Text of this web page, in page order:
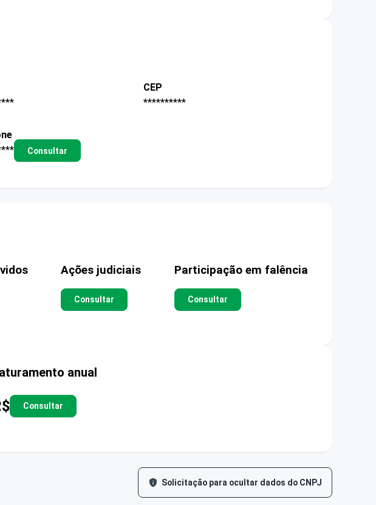
CEP
**********
Consultar
Ações judiciais
Consultar
Participação em falência
Consultar
anual
Consultar
Solicitação para ocultar dados do CNPJ